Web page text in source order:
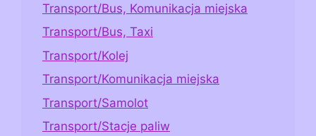
Transport/Bus, Komunikacja miejska
Transport/Bus, Taxi
Transport/Kolej
Transport/Komunikacja miejska
Transport/Samolot
Transport/Stacje paliw